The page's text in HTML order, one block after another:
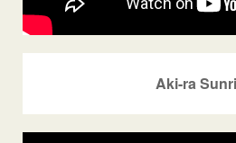
Aki-ra